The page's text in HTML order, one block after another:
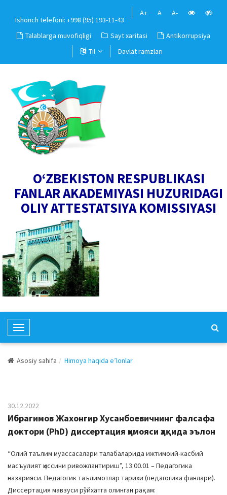
Ishonch telefoni: +998 (95) 193-11-43
A+ A A-
Talablarga muvofiqligi Sayt xaritasi
Antikorrupsiya
Til
Davlat ramzlari
O‘ZBEKISTON RESPUBLIKASI
FANLAR AKADEMIYASI HUZURIDAGI
OLIY ATTESTATSIYA KOMISSIYASI
T
o
g
N
a
g
a
t
i
Asosiy sahifa Himoya haqida e’lonlar
30.12.2022
Ибрагимов Жахонгир Хусанбоевичнинг фалсафа
доктори (PhD) диссертация ҳимояси ҳақида эълон
“Олий таълим муассасалари талабаларида ижтимоий-касбий
масъулият ҳиссини ривожлантириш”, 13.00.01 – Педагогика
назарияси. Педагогик таълимотлар тарихи (педагогика фанлари).
Диссертация мавзуси рўйхатга олинган рақам: